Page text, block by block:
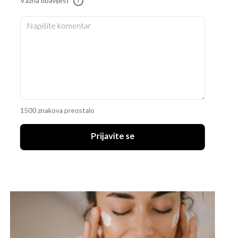
1500 znakova preostalo
Prijavite se